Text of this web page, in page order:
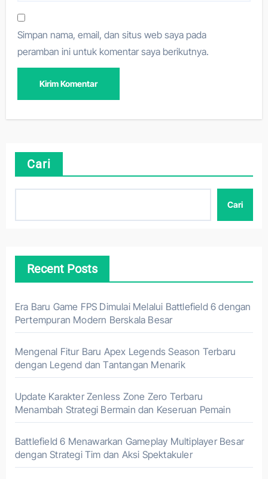
Simpan nama, email, dan situs web saya pada
peramban ini untuk komentar saya berikutnya.
Cari
Cari
Recent Posts
Era Baru Game FPS Dimulai Melalui Battlefield 6 dengan
Pertempuran Modern Berskala Besar
Mengenal Fitur Baru Apex Legends Season Terbaru
dengan Legend dan Tantangan Menarik
Update Karakter Zenless Zone Zero Terbaru
Menambah Strategi Bermain dan Keseruan Pemain
Battlefield 6 Menawarkan Gameplay Multiplayer Besar
dengan Strategi Tim dan Aksi Spektakuler